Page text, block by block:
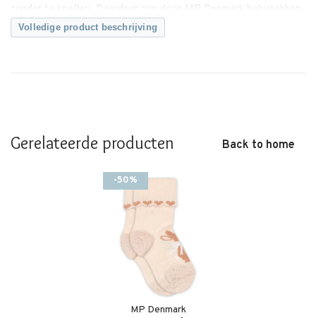
zonder te knellen. Daardoor zijn deze MP Denmark babysokken
en kindersokken geschikt voor kruipen, spelen en bewegen. De
met een romper, jurk, rok of jeans.
• Baby- en kindersokken van MP Denmark
• Zachte en comfortabele kwaliteit
• Geschikt voor dagelijks gebruik en feestelijke momenten
• Tijdloos en makkelijk te combineren
Volledige product beschrijving
Gerelateerde producten Back to home
-50%
MP Denmark